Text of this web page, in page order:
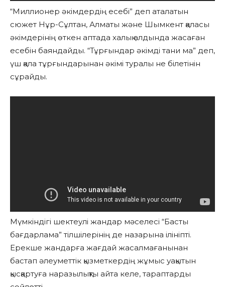
“Миллионер әкімдердің есебі” деп аталатын
сюжет Нұр-Сұлтан, Алматы және Шымкент қаласы
әкімдерінің өткен аптада халық алдында жасаған
есебін баяндайды. “Тұрғындар әкімді тани ма” деп,
үш қала тұрғындарынан әкімі туралы не білетінін
сұрайды.
Мүмкіндігі шектеулі жандар мәселесі “Басты
бағдарлама” тілшілерінің де назарына ілініпті.
Ерекше жандарға жағдай жасалмағанынан
бастап әлеуметтік қызметкердің жұмыс уақытын
қысқартуға наразылықты айта келе, тараптарды